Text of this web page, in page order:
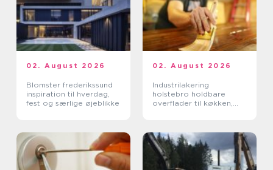
02. August 2026
Blomster frederikssund
inspiration til hverdag,
fest og særlige øjeblikke
02. August 2026
Industrilakering
holstebro holdbare
overflader til køkken,